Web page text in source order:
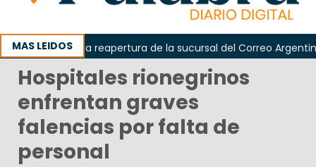
MAS LEIDOS
reclamó la reapertura de la sucursal del Correo Argentino en
Hospitales rionegrinos
enfrentan graves
falencias por falta de
personal